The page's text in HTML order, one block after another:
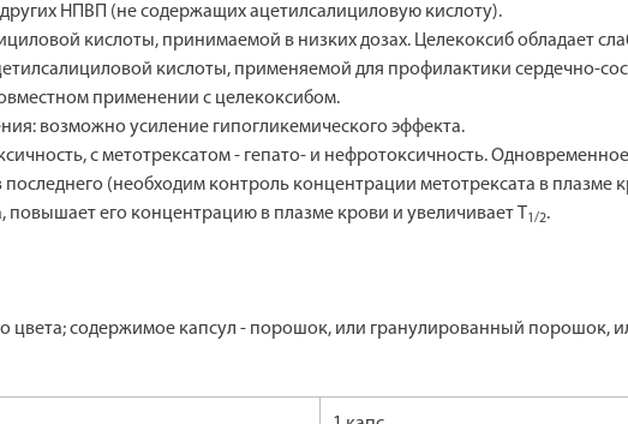
НПВП (не содержащих ацетилсалициловую кислоту).
кислоты, принимаемой в низких дозах. Целекоксиб обладает
кислоты, применяемой для профилактики сердечно-
применении с целекоксибом.
возможно усиление гипогликемического эффекта.
с метотрексатом - гепато- и нефротоксичность.
(необходим контроль концентрации метотрексата в плазме
повышает его концентрацию в плазме крови и увеличивает T1/2.
содержимое капсул - порошок, или гранулированный порошок,